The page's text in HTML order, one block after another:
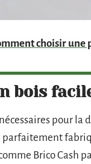
choisir une
bois
pour la
parfaitement
Brico Cash